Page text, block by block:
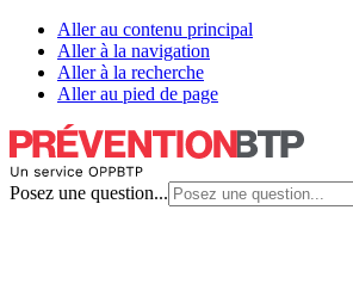
Aller au contenu principal
Aller à la navigation
Aller à la recherche
Aller au pied de page
Posez une question...